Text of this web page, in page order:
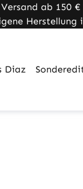
ab 150 €
Herstellung
Diaz